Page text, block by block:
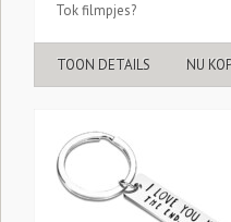
Tok filmpjes?
TOON DETAILS NU